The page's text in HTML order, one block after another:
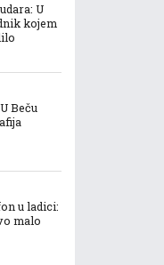
U
kojem
Beču
u ladici:
malo